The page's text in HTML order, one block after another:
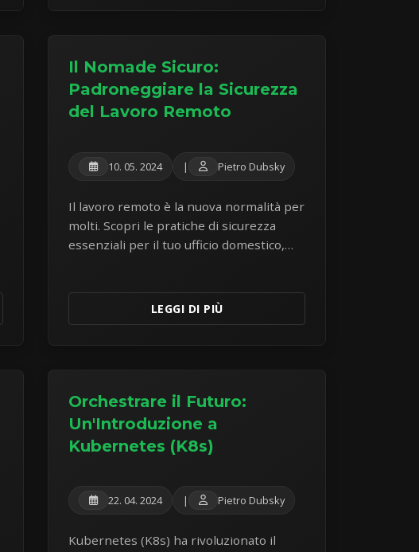
L'analisi di malware reale rivela una
Il Nomade Sicuro:
Padroneggiare la Sicurezza
del Lavoro Remoto
10. 05. 2024 | Pietro Dubsky
Il lavoro remoto è la nuova normalità per
molti. Scopri le pratiche di sicurezza
essenziali per il tuo ufficio domestico,
per rimanere al sicuro e produttivo.
LEGGI DI PIÙ
Orchestrare il Futuro:
Un'Introduzione a
Kubernetes (K8s)
22. 04. 2024 | Pietro Dubsky
Kubernetes (K8s) ha rivoluzionato il